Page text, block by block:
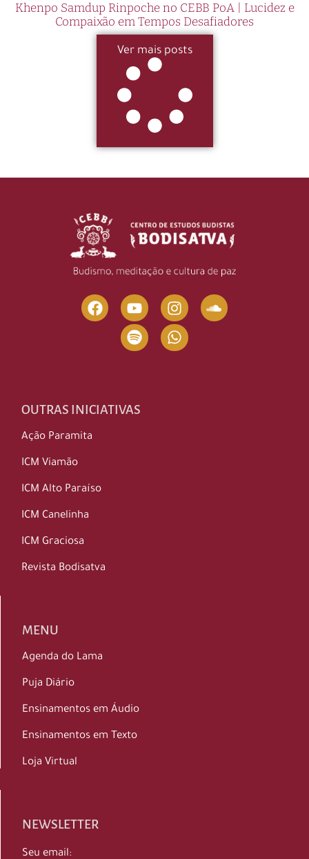
Khenpo Samdup Rinpoche no CEBB PoA | Lucidez e
Compaixão em Tempos Desafiadores
Ver mais posts
OUTRAS INICIATIVAS
Ação Paramita
ICM Viamão
ICM Alto Paraíso
ICM Canelinha
ICM Graciosa
Revista Bodisatva
MENU
Agenda do Lama
Puja Diário
Ensinamentos em Áudio
Ensinamentos em Texto
Loja Virtual
NEWSLETTER
Seu email: